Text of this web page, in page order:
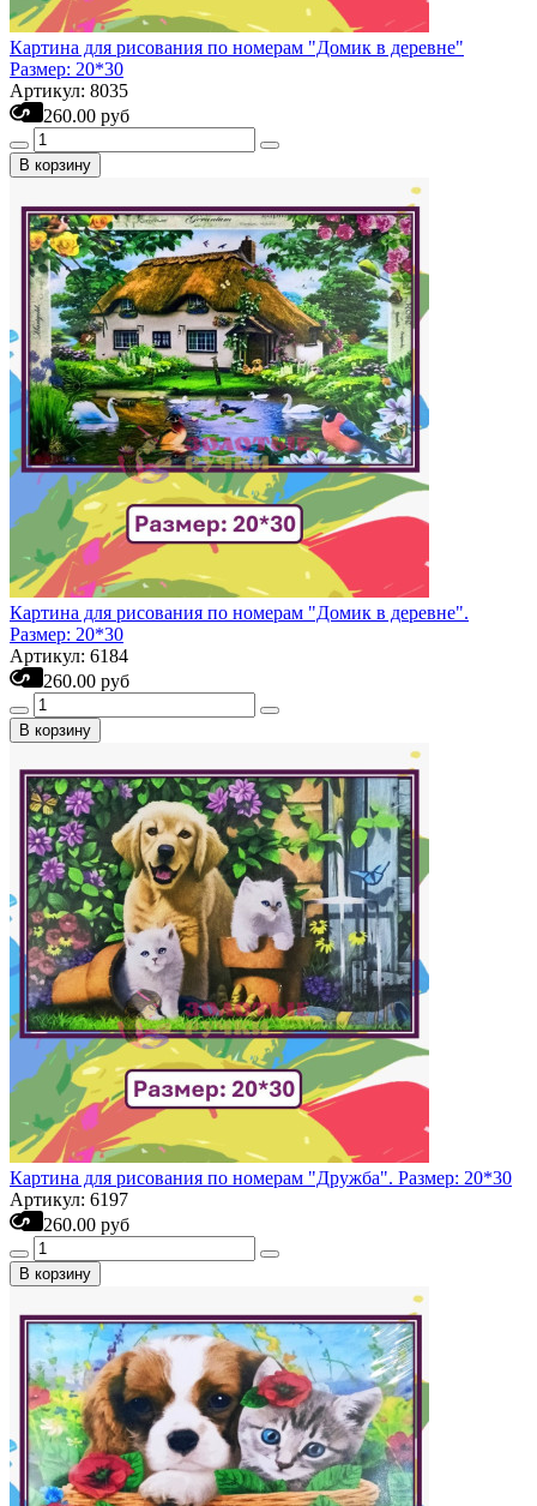
Картина для рисования по номерам "Домик в деревне"
Размер: 20*30
Артикул: 8035
260.00 руб
В корзину
Картина для рисования по номерам "Домик в деревне".
Размер: 20*30
Артикул: 6184
260.00 руб
В корзину
Картина для рисования по номерам "Дружба". Размер: 20*30
Артикул: 6197
260.00 руб
В корзину